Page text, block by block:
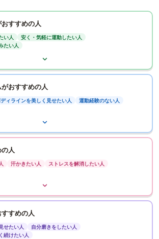
すすめの人
い人
安く・気軽に運動したい人
たい人
おすすめの人
ィラインを美しく見せたい人 運動経験のない人
人
汗かきたい人 ストレスを解消したい人
すめの人
せたい人
自分磨きをしたい人
続けたい人